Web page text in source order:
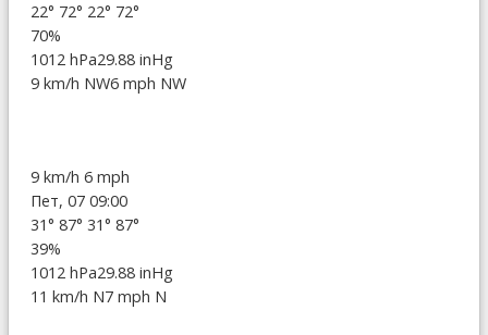
22° 72° 22° 72°
70%
1012 hPa29.88 inHg
9 km/h NW6 mph NW
9 km/h 6 mph
Пет, 07 09:00
31° 87° 31° 87°
39%
1012 hPa29.88 inHg
11 km/h N7 mph N